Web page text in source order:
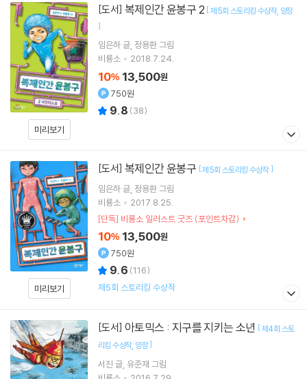
미리보기
[도서] 복제인간 윤봉구 2 [제5회 스토리킹 수상작 양장
]
임은하글 정용환그림
비룡소
2018.7.24.
10% 13,500원
750원
9.8 (38)
미리보기
[도서] 복제인간 윤봉구 [제5회 스토리킹 수상작]
임은하글 정용환그림
비룡소
2017.8.25.
[단독] 비룡소 일러스트 굿즈 (포인트차감)
10% 13,500원
750원
9.6 (116)
제5회 스토리킹 수상작
[도서] 아토믹스 : 지구를 지키는 소년 [제4회 스토
리킹 수상작 양장]
서진 글 유준재 그림